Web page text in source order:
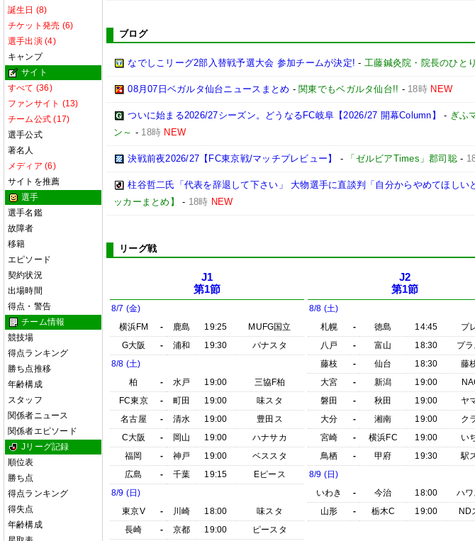
誕生日 (8)
チケット発売 (6)
選手出演 (4)
キャンプ
サイト
すべて (36)
ファンサイト (13)
チーム公式 (17)
選手公式
著名人
メディア (6)
サイトを推薦
選手
選手名鑑
故障者
移籍
エピソード
契約状況
出場時間
得点・警告
チーム情報
競技場
得点ランキング
勝ち点推移
年齢構成
スタッフ
関係者ニュース
関係者エピソード
Jリーグ記録
順位表
勝ち点
得点ランキング
得失点
年齢構成
ブログ
なでしこリーグ2部入替戦予選大会 参加チームが決定! -工藤鍼灸院・院長のひと
08月07日ベガルタ仙台ニュースまとめ - 関東でもベガルタ仙台!! - 18時 NEW
ついに始まる2026/27シーズン。どうなるFC岐阜【2026/27 開幕Column】 - ぎふ
ン～ - 18時 NEW
決戦前夜2026/27【FC東京戦/マッチプレビュー】 - 「ゼルビアTimes」郡司聡 -
柱谷哲二氏「代表を辞退して下さい」 大物選手に直談判「自分からやめてほしい
ッカーまとめ】
- 18時 NEW
リーグ戦
J1
第1節
8/7 (金)
横浜FM
- 鹿島 19:25
MUFG国立
G大阪
- 浦和 19:30
パナスタ
8/8 (土)
柏
- 水戸 19:00
三協F柏
FC東京
- 町田 19:00
味スタ
名古屋
- 清水 19:00
豊田ス
C大阪
- 岡山 19:00
ハナサカ
福岡
- 神戸 19:00
ベススタ
広島
- 千葉 19:15
Eピース
8/9 (日)
東京V
- 川崎 18:00
味スタ
長崎
- 京都 19:00 ピースタ
J2
第1節
8/8 (土)
札幌
- 徳島 14:45
プ
八戸
- 富山 18:30
プ
藤枝
- 仙台 18:30
藤
大宮
- 新潟 19:00
磐田
- 秋田 19:00
ヤ
大分
- 湘南 19:00
ク
宮崎
- 横浜FC 19:00
い
鳥栖
- 甲府 19:30
駅
8/9 (日)
いわき
- 今治 18:00
ハワ
山形
- 栃木C 19:00 ND